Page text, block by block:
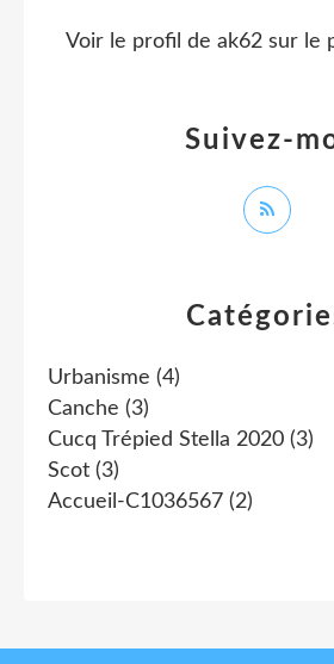
Urbanisme (4)
Canche (3)
Cucq Trépied Stella 2020 (3)
Scot (3)
Accueil-C1036567 (2)
Suivez-
Voir le profil de ak62sur le